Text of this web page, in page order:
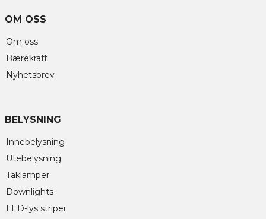
OM OSS
Om oss
Bærekraft
Nyhetsbrev
BELYSNING
Innebelysning
Utebelysning
Taklamper
Downlights
LED-lys striper